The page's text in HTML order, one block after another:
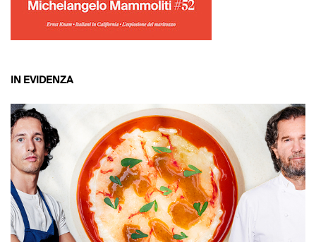
IN EVIDENZA